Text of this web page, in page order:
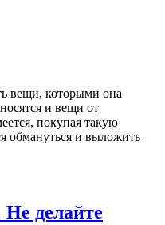
вещи, которыми она
и вещи от
покупая такую
обмануться и выложить
делайте